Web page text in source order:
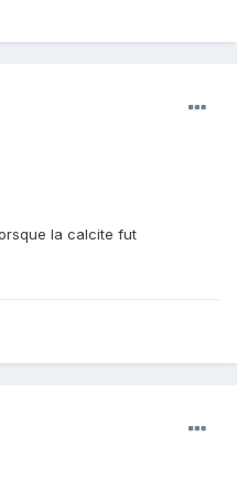
la calcite fut